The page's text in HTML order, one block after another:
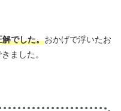
でした。おかげで浮いたお
ました。